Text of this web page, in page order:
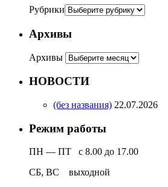
Рубрики
Архивы
Архивы
НОВОСТИ
(без названия) 22.07.2026
Режим работы
ПН — ПТ с 8.00 до 17.00
СБ, ВС выходной